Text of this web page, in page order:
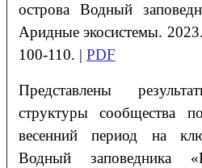
острова Водный
Аридные экосистемы.
100-110. | PDF
Представлены
структуры сообщества
весенний период на
Водный заповедника